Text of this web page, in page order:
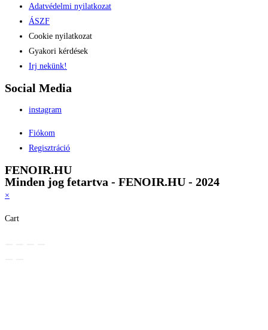
Adatvédelmi nyilatkozat
ÁSZF
Cookie nyilatkozat
Gyakori kérdések
Irj nekünk!
Social Media
instagram
Fiókom
Regisztráció
FENOIR.HU
Minden jog fetartva - FENOIR.HU - 2024
×
Cart